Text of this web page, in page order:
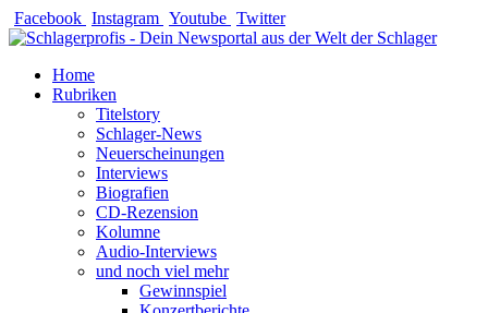
Zum
Inhalt
Facebook Instagram Youtube Twitter
Home
Rubriken
Titelstory
Schlager-News
Neuerscheinungen
Interviews
Biografien
CD-Rezension
Kolumne
Audio-Interviews
und noch viel mehr
Gewinnspiel